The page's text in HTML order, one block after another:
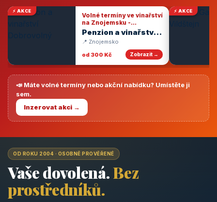
⚡ AKCE
Volné termíny ve vinařství
na Znojemsku -
degustace vín
Penzion a vinařství
Dobrovolný
📍 Znojemsko
od 300 Kč
Zobrazit →
⚡ AKCE
📣 Máte volné termíny nebo akční nabídku? Umístěte ji
sem.
Inzerovat akci →
OD ROKU 2004 · OSOBNĚ PROVĚŘENÉ
Vaše dovolená.Bez
prostředníků.